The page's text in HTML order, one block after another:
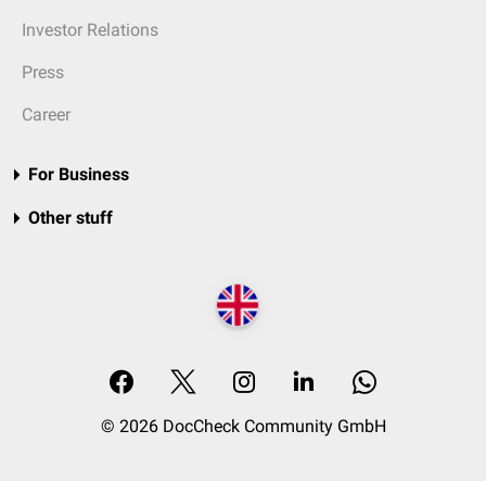
Investor Relations
Press
Career
For Business
Other stuff
© 2026 DocCheck Community GmbH